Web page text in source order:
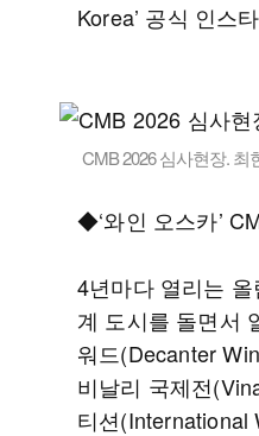
Korea’ 공식 인스
CMB 2026 심사현장. 최
◆‘와인 오스카’
4년마다 열리는
계 도시를 돌면서
워드(Decanter
비날리 국제전
티션(International